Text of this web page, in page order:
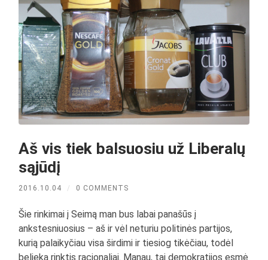
Aš vis tiek balsuosiu už Liberalų
sąjūdį
2016.10.04 / 0 COMMENTS
Šie rinkimai į Seimą man bus labai panašūs į
ankstesniuosius – aš ir vėl neturiu politinės partijos,
kurią palaikyčiau visa širdimi ir tiesiog tikėčiau, todėl
belieka rinktis racionaliai. Manau, tai demokratijos esmė